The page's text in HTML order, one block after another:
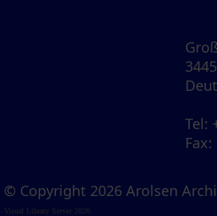
Tel:
Fax:
© Copyright 2026 Arolsen
Visual Library Server 2026